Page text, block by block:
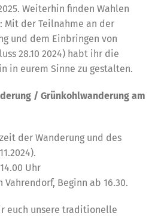
Weiterhin finden Wahlen
Mit der Teilnahme an der
und dem Einbringen von
28.10 2024) habt ihr die
in eurem Sinne zu gestalten.
/ Grünkohlwanderung am
der Wanderung und des
Uhr
Vahrendorf, Beginn ab 16.30.
euch unsere traditionelle